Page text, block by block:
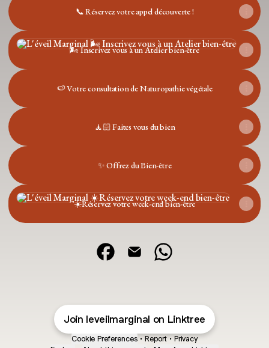
📞 Réservez votre appel découverte !
🌬️ Inscrivez vous à un Atelier bien-être
🌬️ Inscrivez vous à un Atelier bien-être
🍉 Votre consultation de Naturopathie végétale
🧘🏻 Faites vous du bien
✨ Offrez du Bien-être
☀️Réservez votre week-end bien-être
☀️Réservez votre week-end bien-être
Join leveilmarginal on Linktree
Cookie Preferences • Report • Privacy